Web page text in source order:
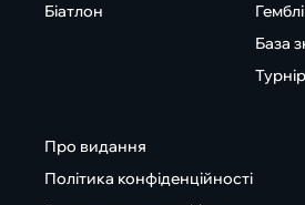
Біатлон
База
Про видання
Політика конфіденційності